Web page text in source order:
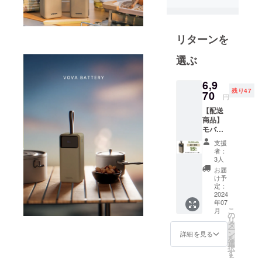
最大限の努
力を行っ
て、これ以
の力をふり
絞った後は
運を待つ。
勝利の女神
は努力をし
た者にだけ
そのために
頑張るとい
う「フルー
ク」。
また、森林
「フォレス
ト」は木々
リターンを
選ぶ
6,9
70 円
残り47
【配送
商品】
モバイ
ル
チャー
ジャー
30000
mAh １
般販売
価格】
8200円
【割引
率】
15％OF
F 【配
支援
者：
3人
お届
け予
定：
2024
年07
月
詳細を見る
こ
の
リ
タ
ー
ン
を
選
択
す